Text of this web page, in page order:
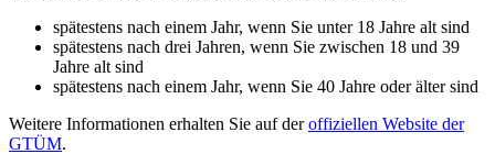
spätestens nach einem Jahr, wenn Sie unter 18 Jahre alt sind
spätestens nach drei Jahren, wenn Sie zwischen 18 und 39
Jahre alt sind
spätestens nach einem Jahr, wenn Sie 40 Jahre oder älter sind
Weitere Informationen erhalten Sie auf deroffiziellen Website der
GTÜM.